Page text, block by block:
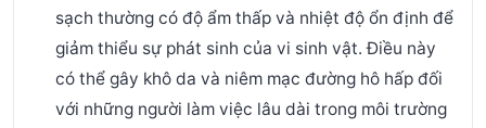
sạch thường có độ ẩm thấp và nhiệt độ ổn định để
giảm thiểu sự phát sinh của vi sinh vật. Điều này
có thể gây khô da và niêm mạc đường hô hấp đối
với những người làm việc lâu dài trong môi trường